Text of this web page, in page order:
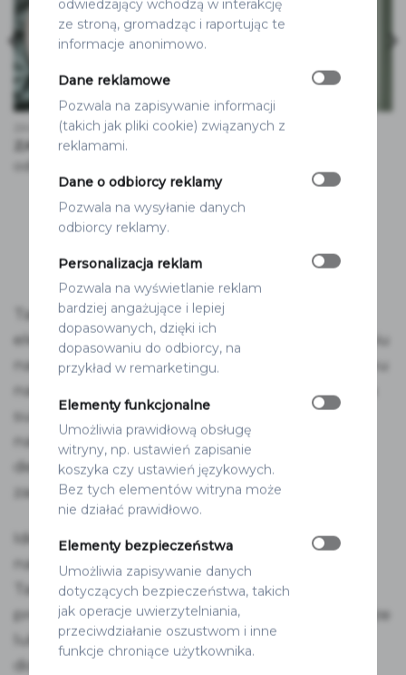
ZAWIESZKI NA ALKOHOL WESELNY
ZAWIESZKI EUKALIPTUS
PLANY STOŁÓW
279.00
Tablica powitalna Eukaliptus to pierwszy
element, który widzą Wasi goście po przybyciu
na uroczystość. Charakterystyczny kształt łuku
nadaje jej lekkości i nowoczesnej elegancji, a
subtelny motyw eukaliptusa podkreśla
naturalny, harmonijny styl całej oprawy. To
detal, który buduje atmosferę już od progu i
zapowiada estetykę przyjęcia.
Idealnie wpisuje się w wesela w stylu
naturalnym, romantycznym i nowoczesnym.
Tablica powitalna Eukaliptus pięknie
prezentuje się przy wejściu na salę, w plenerze
lub w strefie powitalnej, tworząc spójną i
dopracowaną całość z pozostałymi
odwiedzający wchodzą w interakcję
ze stroną, gromadząc i raportując te
informacje anonimowo.
Dane reklamowe
Pozwala na zapisywanie informacji
(takich jak pliki cookie) związanych z
reklamami.
Dane o odbiorcy reklamy
Pozwala na wysyłanie danych
odbiorcy reklamy.
Personalizacja reklam
Pozwala na wyświetlanie reklam
bardziej angażujące i lepiej
dopasowanych, dzięki ich
dopasowaniu do odbiorcy, na
przykład w remarketingu.
Elementy funkcjonalne
Umożliwia prawidłową obsługę
witryny, np. ustawień zapisanie
koszyka czy ustawień językowych.
Bez tych elementów witryna może
nie działać prawidłowo.
Elementy bezpieczeństwa
Umożliwia zapisywanie danych
dotyczących bezpieczeństwa, takich
jak operacje uwierzytelniania,
przeciwdziałanie oszustwom i inne
funkcje chroniące użytkownika.